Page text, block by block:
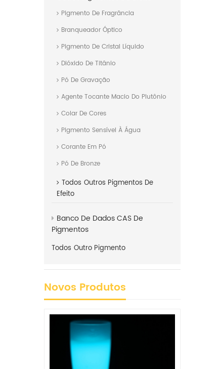
Pigmento De Fragrância
Branqueador Óptico
Pigmento De Cristal Líquido
Dióxido De Titânio
Pó De Gravação
Agente Tocante Macio Do Plutônio
Colar De Cores
Pigmento Sensível À Água
Corante Em Pó
Pó De Bronze
Todos Outros Pigmentos De
Efeito
Banco De Dados CAS De
Pigmentos
Todos Outro Pigmento
Novos Produtos